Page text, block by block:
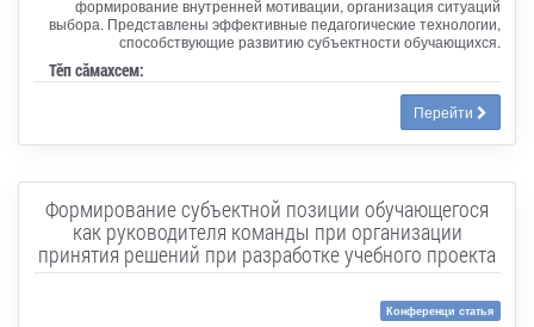
формирование внутренней мотивации, организация ситуаций
выбора. Представлены эффективные педагогические технологии,
способствующие развитию субъектности обучающихся.
Тӗп сӑмахсем:
Перейти
Формирование субъектной позиции обучающегося
как руководителя команды при организации
принятия решений при разработке учебного проекта
Конференци статья